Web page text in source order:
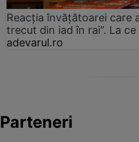
Reacția învățătoarei care
trecut din iad în rai”. La
adevarul.ro
Parteneri